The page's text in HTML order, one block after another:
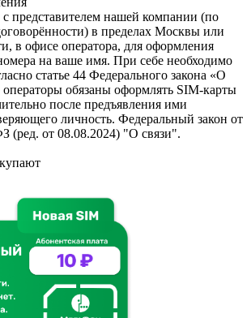
с представителем нашей компании (по
в пределах Москвы или
в офисе оператора, для оформления
на ваше имя. При себе необходимо
статье 44 Федерального закона «О
обязаны оформлять SIM-карты
после предъявления ими
личность. Федеральный закон от
(ред. от 08.08.2024) "О связи".